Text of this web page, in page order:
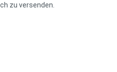
zu versenden.